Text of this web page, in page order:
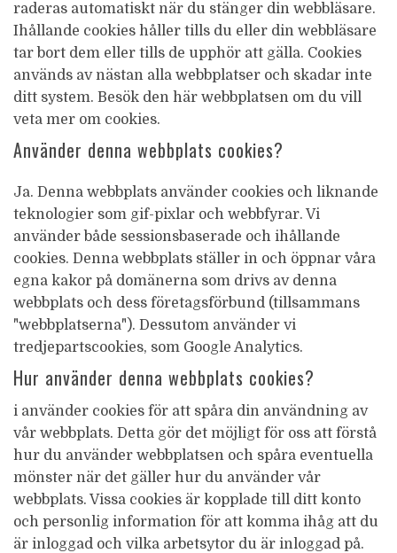
raderas automatiskt när du stänger din webbläsare.
Ihållande cookies håller tills du eller din webbläsare
tar bort dem eller tills de upphör att gälla. Cookies
används av nästan alla webbplatser och skadar inte
ditt system. Besök den här webbplatsen om du vill
veta mer om cookies.
Använder denna webbplats cookies?
Ja. Denna webbplats använder cookies och liknande
teknologier som gif-pixlar och webbfyrar. Vi
använder både sessionsbaserade och ihållande
cookies. Denna webbplats ställer in och öppnar våra
egna kakor på domänerna som drivs av denna
webbplats och dess företagsförbund (tillsammans
"webbplatserna"). Dessutom använder vi
tredjepartscookies, som Google Analytics.
Hur använder denna webbplats cookies?
i använder cookies för att spåra din användning av
vår webbplats. Detta gör det möjligt för oss att förstå
hur du använder webbplatsen och spåra eventuella
mönster när det gäller hur du använder vår
webbplats. Vissa cookies är kopplade till ditt konto
och personlig information för att komma ihåg att du
är inloggad och vilka arbetsytor du är inloggad på.